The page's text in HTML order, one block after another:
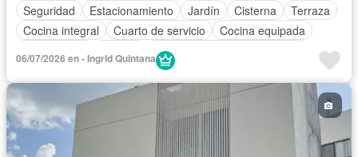
Seguridad
Estacionamiento Jardín Cisterna
Terraza
Cocina integral
Cuarto de servicio
Cocina equipada
Circuito cerrado de televisión
Cuarto de Limpieza
Recámara con closet
Caseta de vigilancia Sin amueblar
06/07/2026 en - Ingrid Quintana